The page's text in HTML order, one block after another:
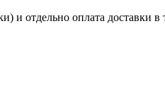
и отдельно оплата доставки